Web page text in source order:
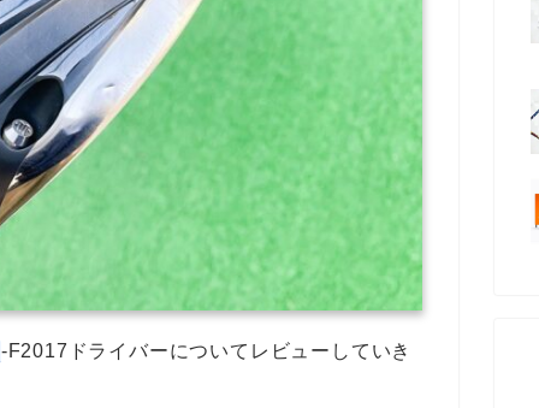
-F2017ドライバーについてレビューしていき